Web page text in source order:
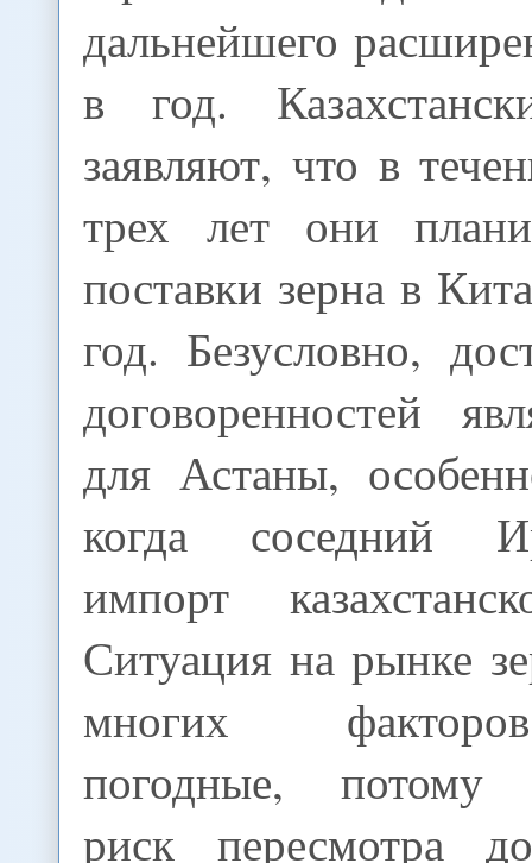
дальнейшего
в год.
заявляют, что в
трех лет они
поставки зерна в
год. Безусловно,
договоренностей
для Астаны,
когда соседний
импорт
Ситуация на рынке
многих
погодные, потому
риск пересмотра